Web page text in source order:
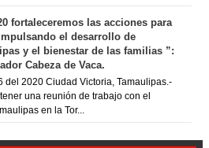
fortaleceremos las acciones para
el desarrollo de
y el bienestar de las familias ”:
Cabeza de Vaca.
del 2020 Ciudad Victoria, Tamaulipas.-
una reunión de trabajo con el
en la Tor...